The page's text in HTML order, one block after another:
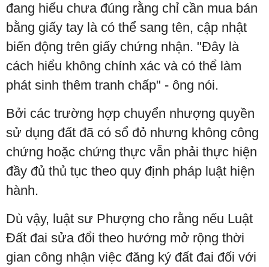
đang hiểu chưa đúng rằng chỉ cần mua bán
bằng giấy tay là có thể sang tên, cập nhật
biến động trên giấy chứng nhận. "Đây là
cách hiểu không chính xác và có thể làm
phát sinh thêm tranh chấp" - ông nói.
Bởi các trường hợp chuyển nhượng quyền
sử dụng đất đã có sổ đỏ nhưng không công
chứng hoặc chứng thực vẫn phải thực hiện
đầy đủ thủ tục theo quy định pháp luật hiện
hành.
Dù vậy, luật sư Phượng cho rằng nếu Luật
Đất đai sửa đổi theo hướng mở rộng thời
gian công nhận việc đăng ký đất đai đối với